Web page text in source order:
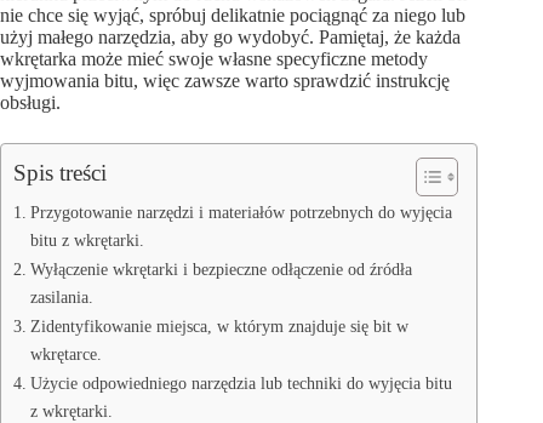
nie chce się wyjąć, spróbuj delikatnie pociągnąć za niego lub
użyj małego narzędzia, aby go wydobyć. Pamiętaj, że każda
wkrętarka może mieć swoje własne specyficzne metody
wyjmowania bitu, więc zawsze warto sprawdzić instrukcję
obsługi.
Spis treści
Przygotowanie narzędzi i materiałów potrzebnych do wyjęcia
bitu z wkrętarki.
Wyłączenie wkrętarki i bezpieczne odłączenie od źródła
zasilania.
Zidentyfikowanie miejsca, w którym znajduje się bit w
wkrętarce.
Użycie odpowiedniego narzędzia lub techniki do wyjęcia bitu
z wkrętarki.